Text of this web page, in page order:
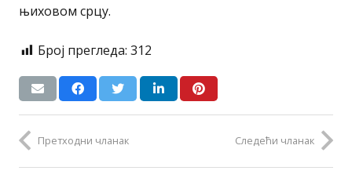
њиховом срцу.
Број прегледа: 312
Претходни чланак Следећи чланак